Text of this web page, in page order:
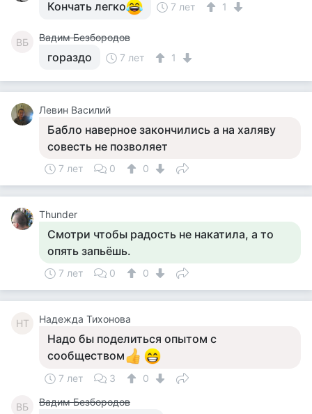
Кончать легко 7 лет 1
ВБ Вадим Безбородов
гораздо 7 лет 1
Левин Василий
Бабло наверное закончились а на халяву
совесть не позволяет
7 лет 0 0
Thunder
Смотри чтобы радость не накатила, а то
опять запьёшь.
7 лет 0 0
НТ Надежда Тихонова
Надо бы поделиться опытом с
сообществом
7 лет 3 0
ВБ Вадим Безбородов